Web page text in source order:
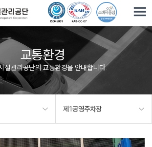
교통환경
설관리공단의 교통환경을 안내합니다.
제1공영주차장